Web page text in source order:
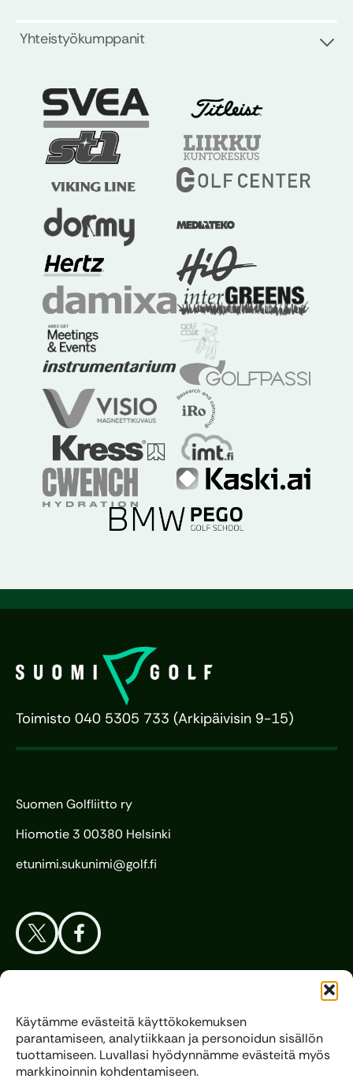
Käytämme evästeitä käyttökokemuksen
parantamiseen, analytiikkaan ja personoidun sisällön
tuottamiseen. Luvallasi hyödynnämme evästeitä myös
markkinoinnin kohdentamiseen.
Yhteistyökumppanit
Toimisto 040 5305 733 (Arkipäivisin 9-15)
Suomen Golfliitto ry
Hiomotie 3 00380 Helsinki
etunimi.sukunimi@golf.fi
Liitto